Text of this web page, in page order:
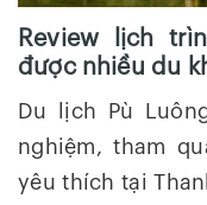
Review lịch
được nhiều du
Du lịch Pù
nghiệm, tham
yêu thích tại